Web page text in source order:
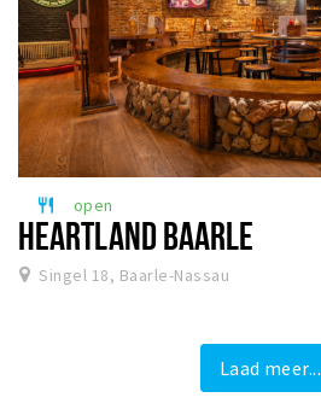
restaurant open
HEARTLAND BAARLE
Singel 18, Baarle-Nassau
Laad meer...